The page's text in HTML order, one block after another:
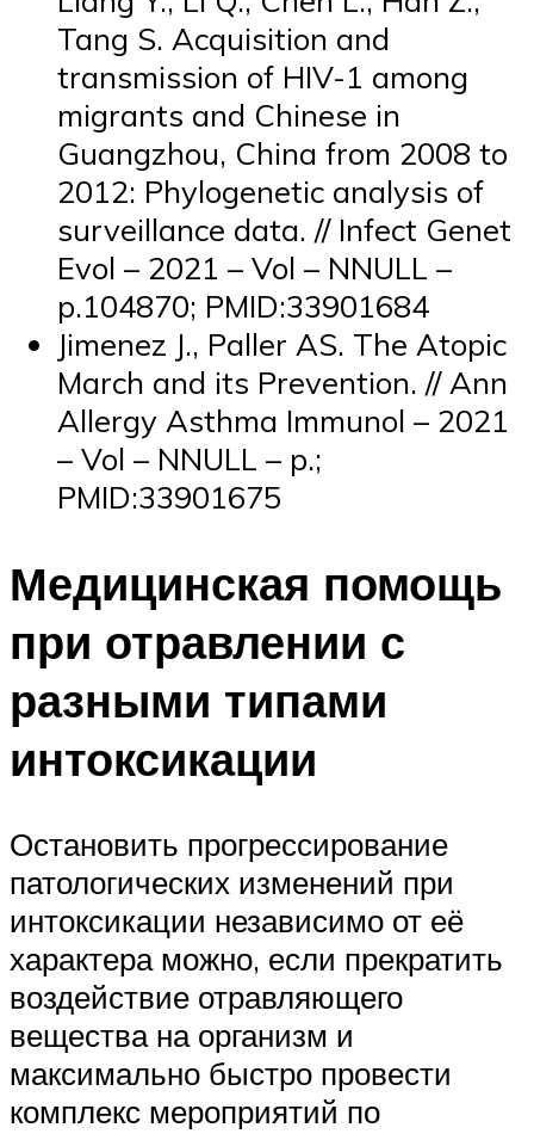
Tang S. Acquisition and
transmission of HIV-1 among
migrants and Chinese in
Guangzhou, China from 2008 to
2012: Phylogenetic analysis of
surveillance data. // Infect Genet
Evol – 2021 – Vol – NNULL –
p.104870; PMID:33901684
Jimenez J., Paller AS. The Atopic
March and its Prevention. // Ann
Allergy Asthma Immunol – 2021
– Vol – NNULL – p.;
PMID:33901675
Медицинская помощь
при отравлении с
разными типами
интоксикации
Остановить прогрессирование
патологических изменений при
интоксикации независимо от её
характера можно, если прекратить
воздействие отравляющего
вещества на организм и
максимально быстро провести
комплекс мероприятий по